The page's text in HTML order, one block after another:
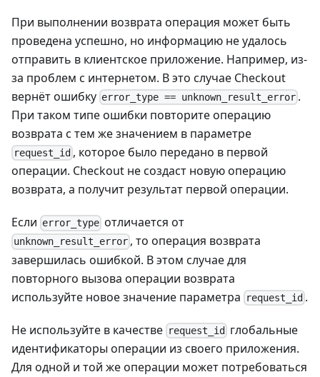
При выполнении возврата операция может быть
проведена успешно, но информацию не удалось
отправить в клиентское приложение. Например, из-
за проблем с интернетом. В это случае Checkout
вернёт ошибку error_type == unknown_result_error .
При таком типе ошибки повторите операцию
возврата с тем же значением в параметре
request_id , которое было передано в первой
операции. Checkout не создаст новую операцию
возврата, а получит результат первой операции.
Если error_type отличается от
unknown_result_error , то операция возврата
завершилась ошибкой. В этом случае для
повторного вызова операции возврата
используйте новое значение параметра
request_id .
Не используйте в качестве request_id
глобальные
идентификаторы операции из своего приложения.
Для одной и той же операции может потребоваться